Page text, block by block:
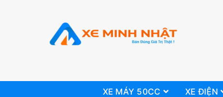
XE MÁY 50CC XE ĐIỆN